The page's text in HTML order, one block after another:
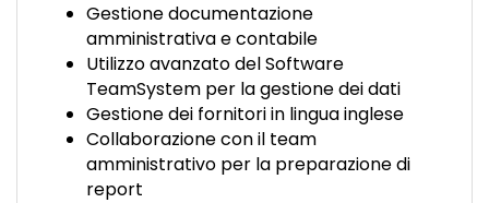
DE
ES
PT
Gestione documentazione
amministrativa e contabile
Utilizzo avanzato del Software
TeamSystem per la gestione dei dati
Gestione dei fornitori in lingua inglese
Collaborazione con il team
amministrativo per la preparazione di
report